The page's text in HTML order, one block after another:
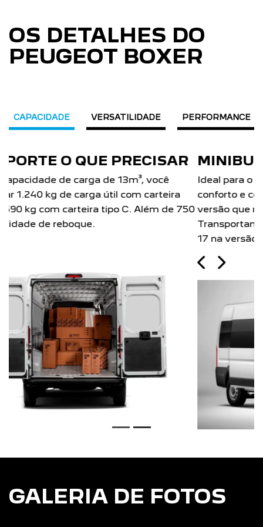
OS DETALHES DO
PEUGEOT BOXER
CAPACIDADE VERSATILIDADE PERFORMANCE
MINIBUS
Ideal para o transporte de passageiros com
conforto e comodidade para o motorista. Escolha a
versão que mais se adapta ao seu negócio.
Transportando 15 passageiros na versão Comfort e
Transporte o que precisar
GALERIA DE FOTOS